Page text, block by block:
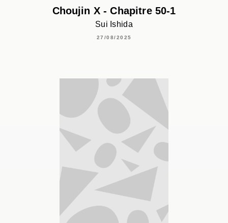
Choujin X - Chapitre 50-1
Sui Ishida
27/08/2025